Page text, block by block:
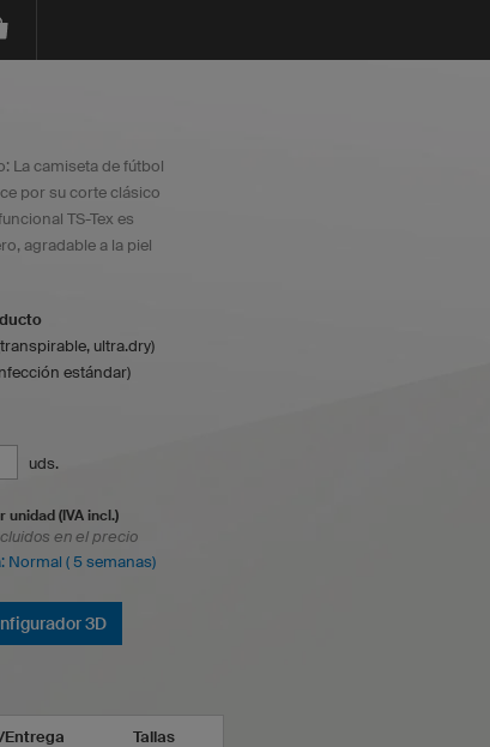
La camiseta de fútbol
por su corte clásico
TS-Tex es
agradable a la piel
ultra.dry)
estándar)
uds.
unidad (IVA incl.)
en el precio
Normal ( 5 semanas)
3D
Entrega Tallas